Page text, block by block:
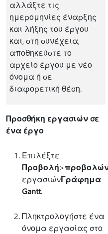
αλλάξτε τις
ημερομηνίες έναρξης
και λήξης του έργου
και, στη συνέχεια,
αποθηκεύστε το
αρχείο έργου με νέο
όνομα ή σε
διαφορετική θέση.
Προσθήκη εργασιών σε
ένα έργο
Επιλέξτε
Προβολή>
εργασιώνΓράφημα
Gantt.
Πληκτρολογήστε ένα
όνομα εργασίας στο